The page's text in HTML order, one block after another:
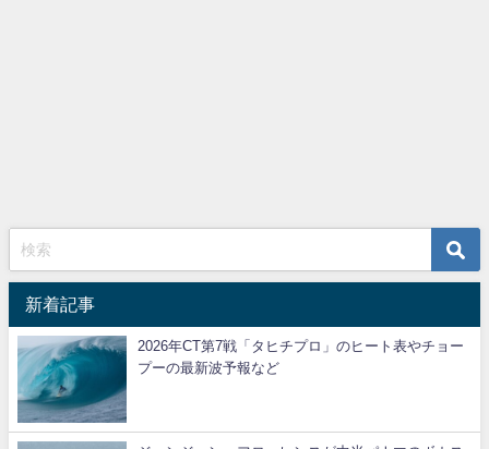
新着記事
2026年CT第7戦「タヒチプロ」のヒート表やチョー
プーの最新波予報など